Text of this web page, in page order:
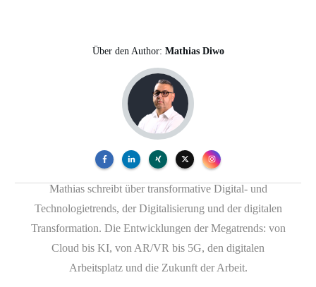
Über den Author: Mathias Diwo
Mathias schreibt über transformative Digital- und
Technologietrends, der Digitalisierung und der digitalen
Transformation. Die Entwicklungen der Megatrends: von
Cloud bis KI, von AR/VR bis 5G, den digitalen
Arbeitsplatz und die Zukunft der Arbeit.